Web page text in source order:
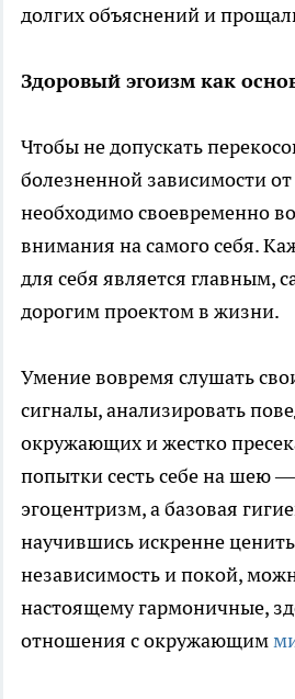
долгих объяснений и
Здоровый эгоизм как
Чтобы не допускать
болезненной зависимости
необходимо своевременно
внимания на самого себя.
для себя является главным,
дорогим проектом в жизни.
Умение вовремя слушать
сигналы, анализировать
окружающих и жестко
попытки сесть себе на шею
эгоцентризм, а базовая
научившись искренне
независимость и покой,
настоящему гармоничные,
отношения с окружающим